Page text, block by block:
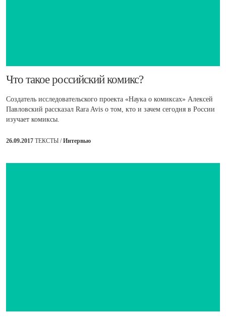
​Что такое российский комикс?
Создатель исследовательского проекта «Наука о комиксах» Алексей
Павловский рассказал Rara Avis о том, кто и зачем сегодня в России
изучает комиксы.
26.09.2017 ТЕКСТЫ /Интервью